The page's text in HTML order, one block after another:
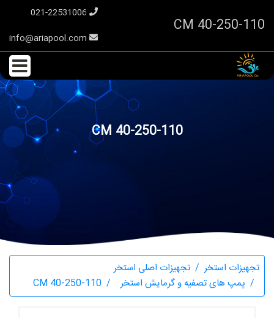
CM 40-250-110
CM 40-250-110
تجهیزات استخر
تجهیزات اصلی استخر
پمپ های تصفیه و گرمایش استخر
CM 40-250-110